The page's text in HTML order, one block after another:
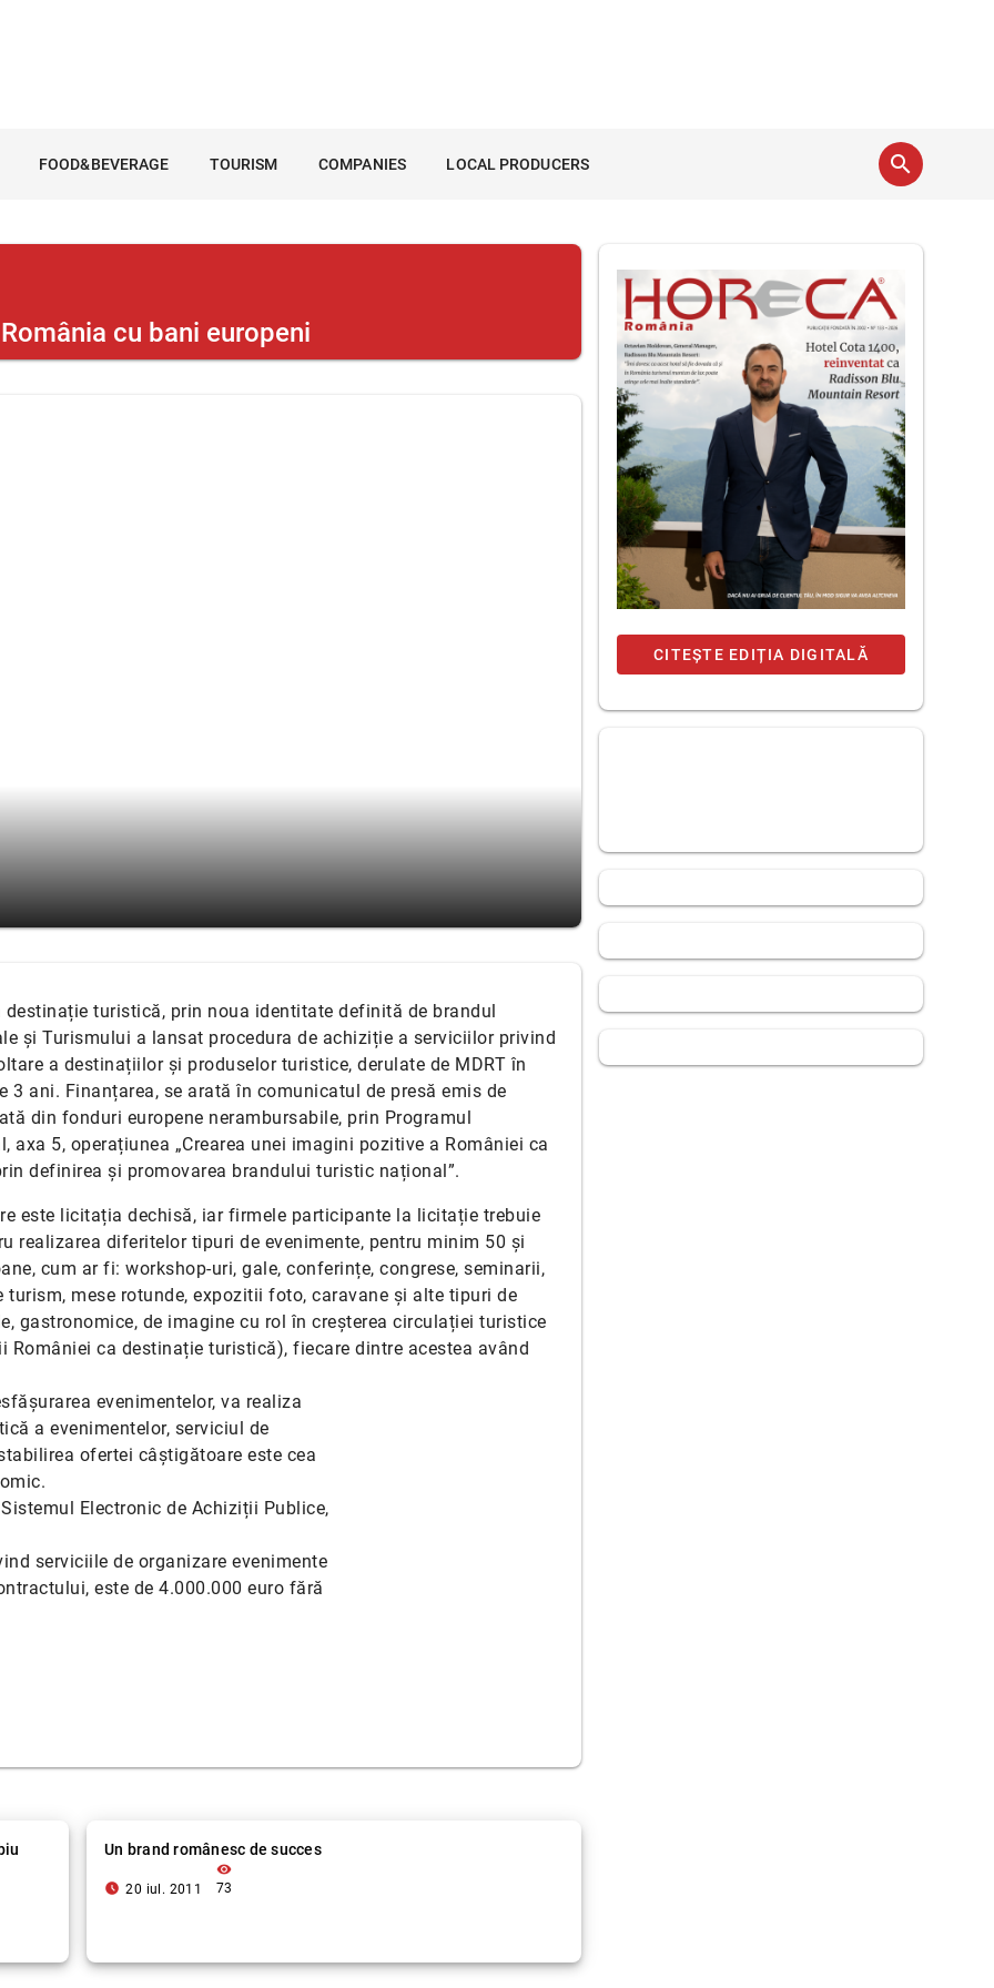
FOOD&BEVERAGE TOURISM COMPANIES LOCAL PRODUCERS search
cu bani europeni
turistică, prin noua identitate definită de brandul
și Turismului a lansat procedura de achiziție a serviciilor privind
a destinațiilor și produselor turistice, derulate de MDRT în
3 ani. Finanțarea, se arată în comunicatul de presă emis de
din fonduri europene nerambursabile, prin Programul
axa 5, operațiunea „Crearea unei imagini pozitive a României ca
definirea și promovarea brandului turistic național”.
este licitația dechisă, iar firmele participante la licitație trebuie
realizarea diferitelor tipuri de evenimente, pentru minim 50 și
cum ar fi: workshop-uri, gale, conferințe, congrese, seminarii,
turism, mese rotunde, expozitii foto, caravane și alte tipuri de
gastronomice, de imagine cu rol în creșterea circulației turistice
ca destinație turistică), fiecare dintre acestea având
evenimentelor, va realiza
a evenimentelor, serviciul de
ofertei câștigătoare este cea
Electronic de Achiziții Publice,
serviciile de organizare evenimente
este de 4.000.000 euro fără
Un brand românesc de succes
access_time_filled 20 iul. 2011
visibility
73
CITEȘTE EDIȚIA DIGITALĂ